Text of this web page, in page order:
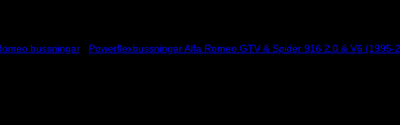
bussningar Powerflexbussningar Alfa Romeo GTV & Spider 916 2.0 & V6 (1995-